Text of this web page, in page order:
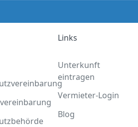
Links
Unterkunft
eintragen
Vermieter-Login
Blog